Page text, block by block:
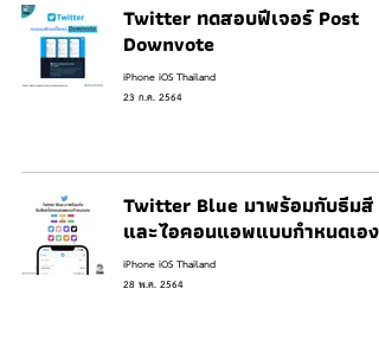
Twitter ทดสอบฟีเจอร์ Post
Downvote
iPhone iOS Thailand
23 ก.ค. 2564
Twitter Blue มาพร้อมกับธีมสี
และไอคอนแอพแบบกำหนดเอง
iPhone iOS Thailand
28 พ.ค. 2564